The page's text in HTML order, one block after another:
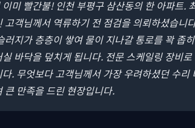
미 빨간불! 인천 부평구 삼산동의 한 아파트.
객님께서 역류하기 전 점검을 의뢰하셨습니
지가 층층이 쌓여 물이 지나갈 통로를 꽉 좁
바닥을 덮치게 됩니다. 전문 스케일링 장비
. 무엇보다 고객님께서 가장 우려하셨던 수리
큰 만족을 드린 현장입니다.